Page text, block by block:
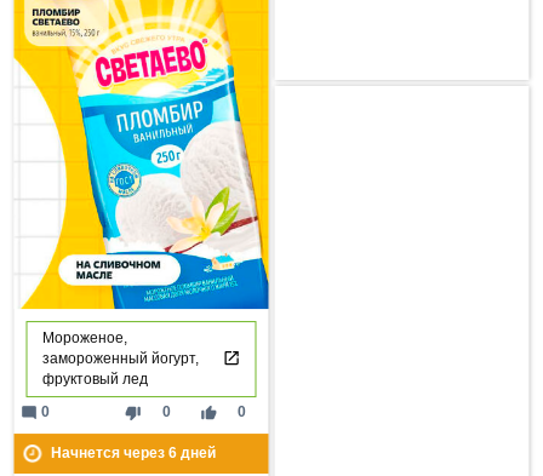
Мороженое,
замороженный йогурт,
фруктовый лед
thumb_down 0 thumb_up 0
mode_comment 0
Начнется через 6дней